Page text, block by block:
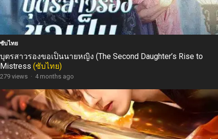
ซับไทย
บุตรสาวรองขอเป็นนายหญิง (The Second Daughter’s Rise to
Mistress (ซับไทย)
279 views · 4 months ago